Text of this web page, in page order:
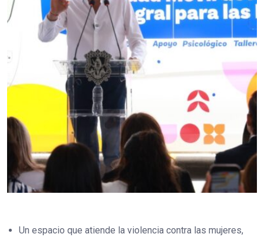
Un espacio que atiende la violencia contra las mujeres,